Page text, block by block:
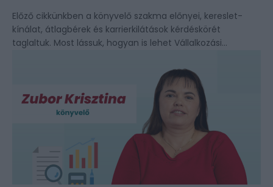
Előző cikkünkben a könyvelő szakma előnyei, kereslet-
kínálat, átlagbérek és karrierkilátások kérdéskörét
taglaltuk. Most lássuk, hogyan is lehet Vállalkozási...